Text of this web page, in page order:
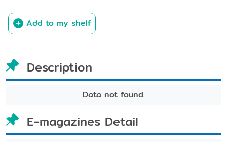
Add to my shelf
Description
Data not found.
E-magazines Detail